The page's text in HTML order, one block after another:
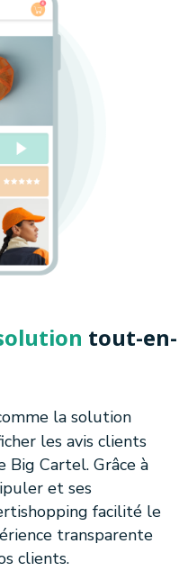
tout-en-
la solution
les avis clients
Cartel. Grâce à
et ses
facilité le
transparente
clients.